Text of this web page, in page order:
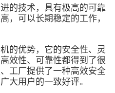
的技术，具有极高的可靠
，可以长期稳定的工作，
的优势，它的安全性、灵
效性、可靠性都得到了很
工厂提供了一种高效安全
大用户的一致好评。